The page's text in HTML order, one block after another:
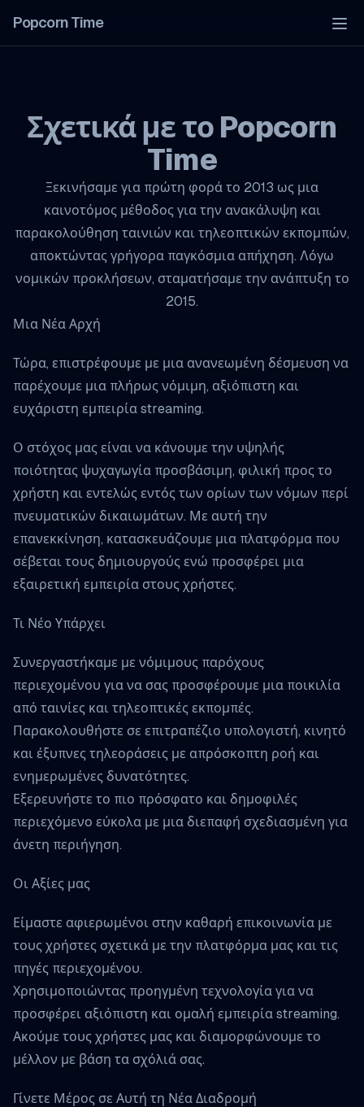
Popcorn Time
Σχετικά με το Popcorn
Time
Ξεκινήσαμε για πρώτη φορά το 2013 ως μια
καινοτόμος μέθοδος για την ανακάλυψη και
παρακολούθηση ταινιών και τηλεοπτικών εκπομπών,
αποκτώντας γρήγορα παγκόσμια απήχηση. Λόγω
νομικών προκλήσεων, σταματήσαμε την ανάπτυξη το
2015.
Μια Νέα Αρχή
Τώρα, επιστρέφουμε με μια ανανεωμένη δέσμευση να
παρέχουμε μια πλήρως νόμιμη, αξιόπιστη και
ευχάριστη εμπειρία streaming.
Ο στόχος μας είναι να κάνουμε την υψηλής
ποιότητας ψυχαγωγία προσβάσιμη, φιλική προς το
χρήστη και εντελώς εντός των ορίων των νόμων περί
πνευματικών δικαιωμάτων. Με αυτή την
επανεκκίνηση, κατασκευάζουμε μια πλατφόρμα που
σέβεται τους δημιουργούς ενώ προσφέρει μια
εξαιρετική εμπειρία στους χρήστες.
Τι Νέο Υπάρχει
Συνεργαστήκαμε με νόμιμους παρόχους
περιεχομένου για να σας προσφέρουμε μια ποικιλία
από ταινίες και τηλεοπτικές εκπομπές.
Παρακολουθήστε σε επιτραπέζιο υπολογιστή, κινητό
και έξυπνες τηλεοράσεις με απρόσκοπτη ροή και
ενημερωμένες δυνατότητες.
Εξερευνήστε το πιο πρόσφατο και δημοφιλές
περιεχόμενο εύκολα με μια διεπαφή σχεδιασμένη για
άνετη περιήγηση.
Οι Αξίες μας
Είμαστε αφιερωμένοι στην καθαρή επικοινωνία με
τους χρήστες σχετικά με την πλατφόρμα μας και τις
πηγές περιεχομένου.
Χρησιμοποιώντας προηγμένη τεχνολογία για να
προσφέρει αξιόπιστη και ομαλή εμπειρία streaming.
Ακούμε τους χρήστες μας και διαμορφώνουμε το
μέλλον με βάση τα σχόλιά σας.
Γίνετε Μέρος σε Αυτή τη Νέα Διαδρομή